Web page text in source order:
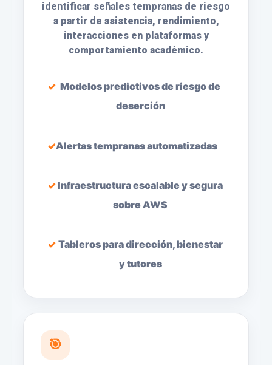
identificar señales tempranas de riesgo
a partir de asistencia, rendimiento,
interacciones en plataformas y
comportamiento académico.
Modelos predictivos de riesgo de
deserción
Alertas tempranas automatizadas
Infraestructura escalable y segura
sobre AWS
Tableros para dirección, bienestar
y tutores
🎯